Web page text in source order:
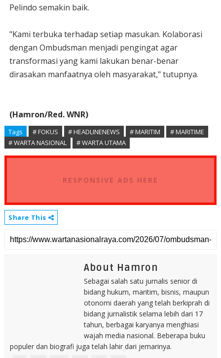
Pelindo semakin baik.
"Kami terbuka terhadap setiap masukan. Kolaborasi
dengan Ombudsman menjadi pengingat agar
transformasi yang kami lakukan benar-benar
dirasakan manfaatnya oleh masyarakat," tutupnya.
(Hamron/Red. WNR)
Tags # FOKUS # HEADLINENEWS # MARITIM
# MARITIME
# WARTA NASIONAL
# WARTA UTAMA
RESPONSIVE ADS HERE
Share This
About Hamron
Sebagai salah satu jurnalis senior di
bidang hukum, maritim, bisnis, maupun
otonomi daerah yang telah berkiprah di
bidang jurnalistik selama lebih dari 17
tahun, berbagai karyanya menghiasi
wajah media nasional. Beberapa buku
populer dan biografi juga telah lahir dari jemarinya.